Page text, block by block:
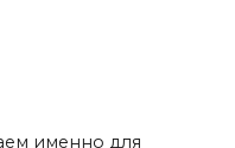
именно для